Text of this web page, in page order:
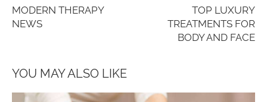
MODERN THERAPY
NEWS
TOP LUXURY
TREATMENTS FOR
BODY AND FACE
YOU MAY ALSO LIKE